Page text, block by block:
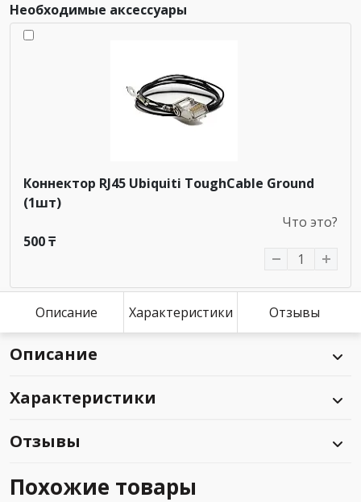
Необходимые аксессуары
Коннектор RJ45 Ubiquiti ToughCable Ground
(1шт)
Что это?
500 ₸
Описание Характеристики Отзывы
Описание
Характеристики
Отзывы
Похожие товары